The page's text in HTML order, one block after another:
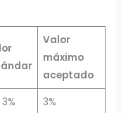
Valor
máximo
aceptado
3%